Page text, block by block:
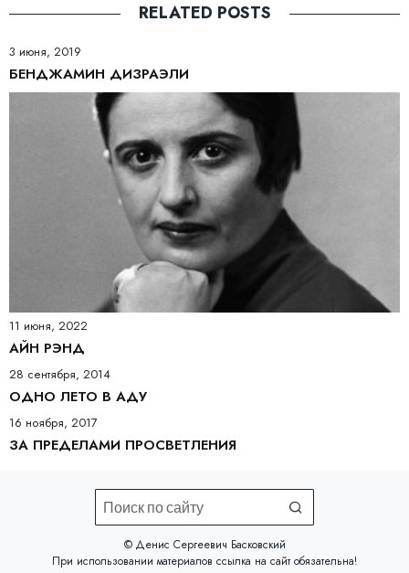
RELATED POSTS
3 июня, 2019
БЕНДЖАМИН ДИЗРАЭЛИ
11 июня, 2022
АЙН РЭНД
28 сентября, 2014
ОДНО ЛЕТО В АДУ
16 ноября, 2017
ЗА ПРЕДЕЛАМИ ПРОСВЕТЛЕНИЯ
©️ Денис Сергеевич Басковский
При использовании материалов ссылка на сайтобязательна!